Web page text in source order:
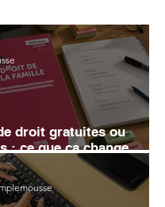
droit gratuites ou
: ce que ça change
sur ta note